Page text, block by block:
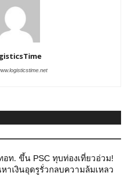
อท. ขึ้น PSC ทุบท่องเที่ยวอ่วม!
าเงินอุดรูรั่วกลบความล้มเหลว